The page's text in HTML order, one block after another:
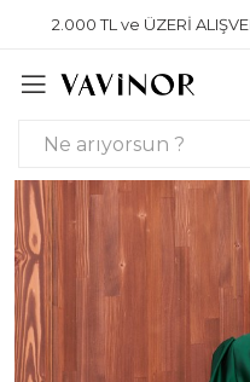
2.000 TL ve ÜZERİ